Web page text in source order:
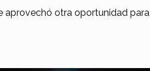
aprovechó otra oportunidad para